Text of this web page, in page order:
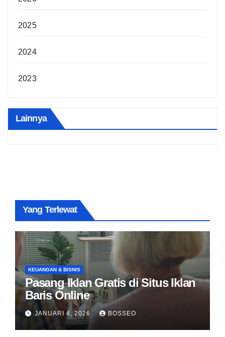
2025
2024
2023
Lainnya
Yang Terlewat
KEUANGAN & BISNIS
Pasang Iklan Gratis di Situs Iklan
Baris Online
JANUARI 4, 2026 BOSSEO